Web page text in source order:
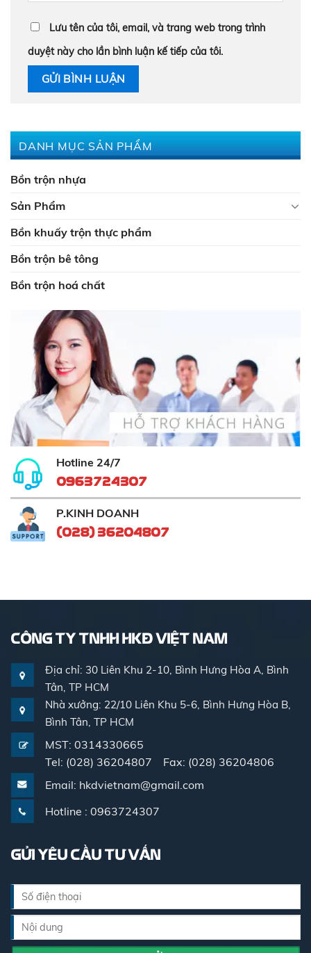
DANH MỤC SẢN PHẨM
Bồn trộn nhựa
Sản Phẩm
Bồn khuấy trộn thực phẩm
Bồn trộn bê tông
Bồn trộn hoá chất
Hotline 24/7
0963724307
P.KINH DOANH
(028) 36204807
Lưu tên của tôi, email, và trang web trong trình
duyệt này cho lần bình luận kế tiếp của tôi.
CÔNG TY TNHH HKĐ VIỆT NAM
Địa chỉ: 30 Liên Khu 2-10, Bình Hưng Hòa A, Bình
Tân, TP HCM
Nhà xưởng: 22/10 Liên Khu 5-6, Bình Hưng Hòa B,
Bình Tân, TP HCM
MST: 0314330665
Tel: (028) 36204807 Fax: (028) 36204806
Email: hkdvietnam@gmail.com
Hotline : 0963724307
GỬI YÊU CẦU TƯ VẤN